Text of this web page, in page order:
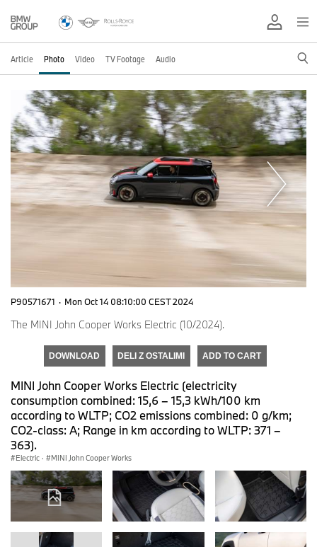
Article Photo Video TV Footage Audio
P90571671 · Mon Oct 14 08:10:00 CEST 2024
The MINI John Cooper Works Electric (10/2024).
DOWNLOAD DELI Z OSTALIMI ADD TO CART
MINI John Cooper Works Electric (electricity
consumption combined: 15,6 – 15,3 kWh/100 km
according to WLTP; CO2 emissions combined: 0 g/km;
CO2-class: A; Range in km according to WLTP: 371 –
363).
Electric · MINI John Cooper Works